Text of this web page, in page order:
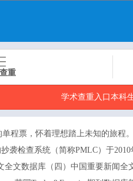
重
学术查重入口本科
程票，怀着理想踏上未知的旅程
袭检查系统（简称PMLC）于
文数据库（四）中国重要新闻